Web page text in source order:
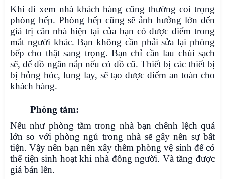
Khi đi xem nhà khách hàng cũng thường coi trọng
phòng bếp. Phòng bếp cũng sẽ ảnh hưởng lớn đến
giá trị căn nhà hiện tại của bạn có được điểm trong
mắt người khác. Bạn không cần phải sửa lại phòng
bếp cho thật sang trọng. Bạn chỉ cần lau chùi sạch
sẽ, để đồ ngăn nắp nếu có đồ cũ. Thiết bị các thiết bị
bị hỏng hóc, lung lay, sẽ tạo được điểm an toàn cho
khách hàng.
Phòng tắm:
Nếu như phòng tắm trong nhà bạn chênh lệch quá
lớn so với phòng ngủ trong nhà sẽ gây nên sự bất
tiện. Vậy nên bạn nên xây thêm phòng vệ sinh để có
thể tiện sinh hoạt khi nhà đông người. Và tăng được
giá bán lên.